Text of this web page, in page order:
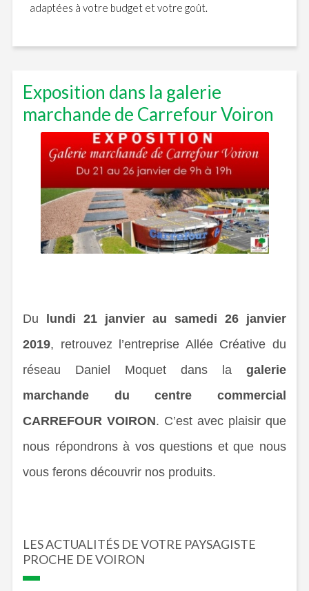
adaptées à votre budget et votre goût.
Exposition dans la galerie
marchande de Carrefour Voiron
Du lundi 21 janvier au samedi 26 janvier
2019, retrouvez l’entreprise Allée Créative du
réseau Daniel Moquet dans lagalerie
marchande du centre commercial
CARREFOUR VOIRON. C’est avec plaisir que
nous répondrons à vos questions et que nous
vous ferons découvrir nos produits.
LES ACTUALITÉS DE VOTRE PAYSAGISTE
PROCHE DE VOIRON